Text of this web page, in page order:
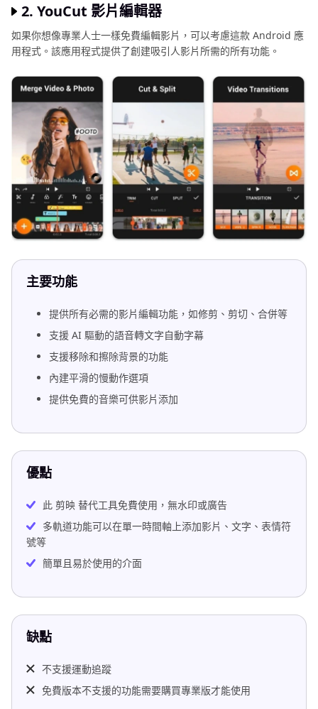
2. YouCut 影片編輯器
如果你想像專業人士一樣免費編輯影片，可以考慮這款 Android 應
用程式。該應用程式提供了創建吸引人影片所需的所有功能。
主要功能
提供所有必需的影片編輯功能，如修剪、剪切、合併等
支援 AI 驅動的語音轉文字自動字幕
支援移除和擦除背景的功能
內建平滑的慢動作選項
提供免費的音樂可供影片添加
優點
此 剪映 替代工具免費使用，無水印或廣告
多軌道功能可以在單一時間軸上添加影片、文字、表情符
號等
簡單且易於使用的介面
缺點
不支援運動追蹤
免費版本不支援的功能需要購買專業版才能使用